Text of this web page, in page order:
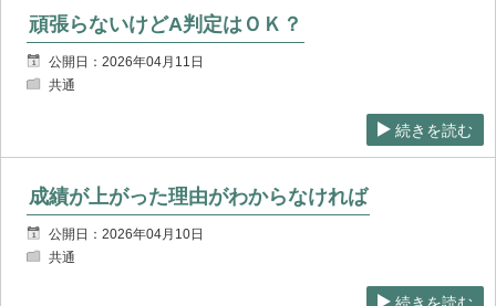
頑張らないけどA判定はＯＫ？
公開日：2026年04月11日
共通
続きを読む
成績が上がった理由がわからなければ
公開日：2026年04月10日
共通